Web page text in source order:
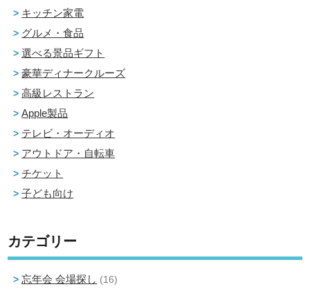
キッチン家電
グルメ・食品
選べる景品ギフト
豪華ディナークルーズ
高級レストラン
Apple製品
テレビ・オーディオ
アウトドア・自転車
チケット
子ども向け
カテゴリー
忘年会 会場探し (16)